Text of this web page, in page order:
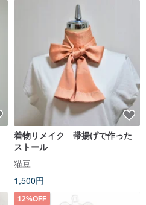
着物リメイク 帯揚げで作った
ストール
猫豆
1,500円
12%OFF